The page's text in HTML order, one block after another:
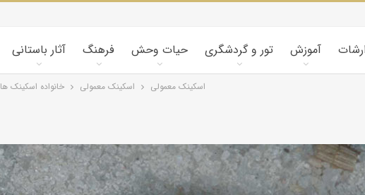
آثار باستانی فرهنگ حیات وحش تور و گردشگری آموزش
خانواده اسکینک ها اسکینک معمولی اسکینک معمولی